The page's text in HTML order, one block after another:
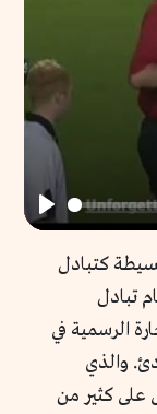
Play
كتبادل
تبادل
الرسمية في
والذي
على كثير من